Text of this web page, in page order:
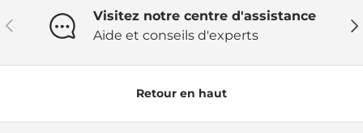
Précédent
Visitez notre centre d'assistance
Aide et conseils d'experts
Retour en haut